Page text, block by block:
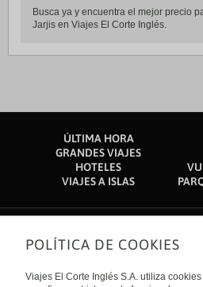
Busca ya y encuentra el mejor precio
Jarjis en Viajes El Corte Inglés.
ÚLTIMA HORA
GRANDES VIAJES
HOTELES
VIAJES A ISLAS
Sobre nosotros
Quiénes somos
POLÍTICA DE COOKIES
Viajes El Corte Inglés S.A. utiliza